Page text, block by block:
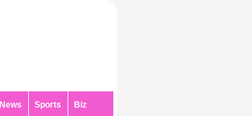
News Sports Biz